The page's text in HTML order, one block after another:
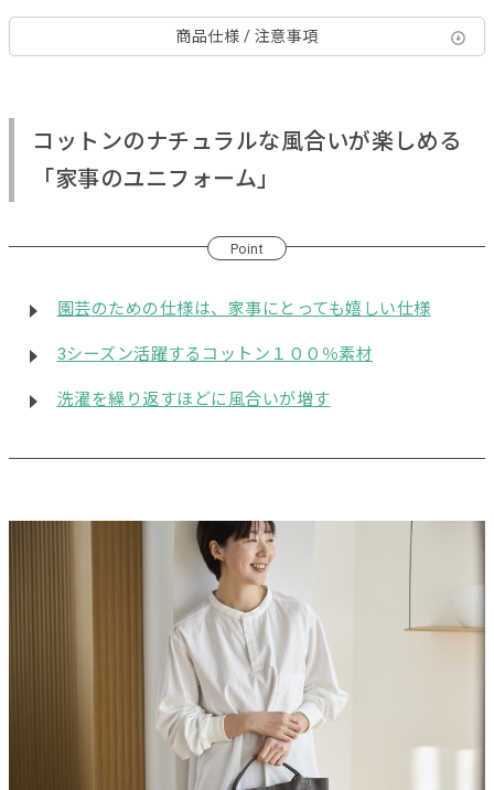
商品仕様 / 注意事項
コットンのナチュラルな風合いが楽しめる
「家事のユニフォーム」
Point
園芸のための仕様は、家事にとっても嬉しい仕様
3シーズン活躍するコットン１００％素材
洗濯を繰り返すほどに風合いが増す